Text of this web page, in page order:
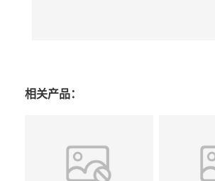
相关产品：